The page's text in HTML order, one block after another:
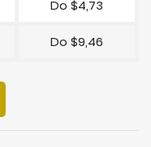
Do $4,73
Do $9,46